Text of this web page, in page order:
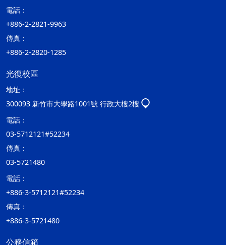
電話：
+886-2-2821-9963
傳真：
+886-2-2820-1285
光復校區
地址：
300093 新竹市大學路1001號 行政大樓2樓
電話：
03-5712121#52234
傳真：
03-5721480
電話：
+886-3-5712121#52234
傳真：
+886-3-5721480
公務信箱